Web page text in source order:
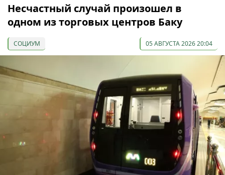
Несчастный случай произошел в
одном из торговых центров Баку
СОЦИУМ 05 АВГУСТА 2026 20:04